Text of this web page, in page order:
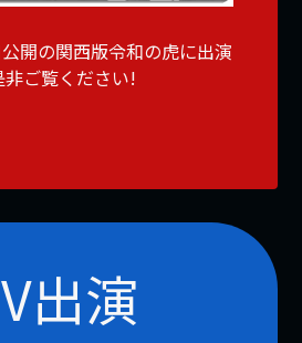
開の関西版令和の虎に出演
ご覧ください!
出演